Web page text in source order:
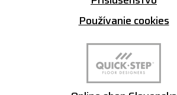
Používanie cookies